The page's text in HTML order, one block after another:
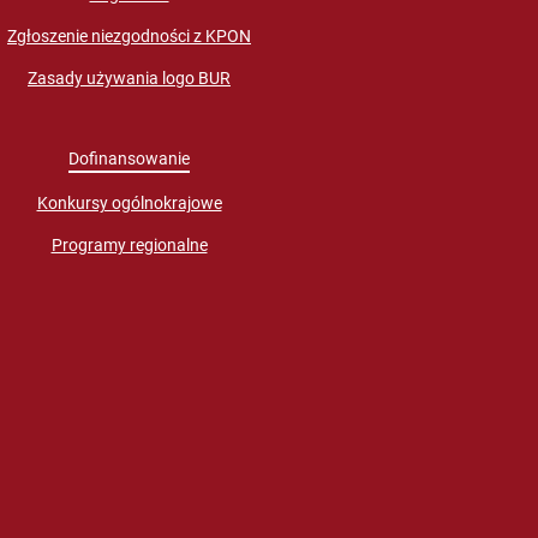
Zgłoszenie niezgodności z KPON
Zasady używania logo BUR
Dofinansowanie
Konkursy ogólnokrajowe
Programy regionalne